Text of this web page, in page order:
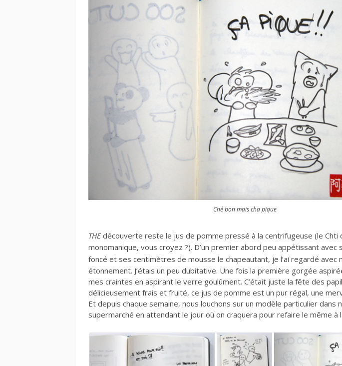
Ché bon mais cha pique
THEdécouverte reste le jus de pomme pressé à la centrifugeuse (le Chti
monomanique, vous croyez ?). D’un premier abord peu appétissant avec
foncé et ses centimètres de mousse le chapeautant, je l’ai regardé avec
étonnement. J’étais un peu dubitative. Une fois la première gorgée
mes craintes en aspirant le verre goulûment. C’était juste la fête des
délicieusement frais et fruité, ce jus de pomme est un pur régal, une
Et depuis chaque semaine, nous louchons sur un modèle particulier dans
supermarché en attendant le jour où on craquera pour refaire le même à